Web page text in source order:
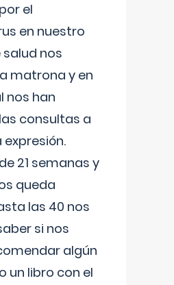
el
en nuestro
nos
matrona y en
nos han
consultas a
21 semanas y
queda
las 40 nos
si nos
algún
un libro con el